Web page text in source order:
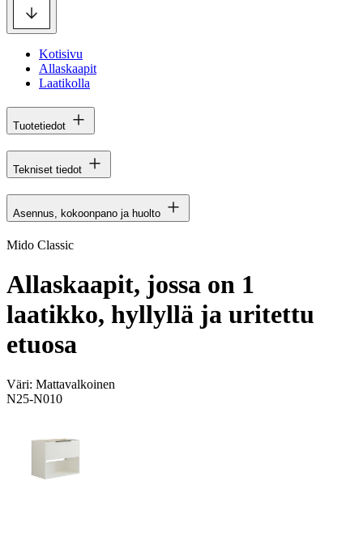
Kotisivu
Allaskaapit
Laatikolla
Tuotetiedot
Tekniset tiedot
Asennus, kokoonpano ja huolto
Mido Classic
Allaskaapit, jossa on 1
laatikko, hyllyllä ja uritettu
etuosa
Väri: Mattavalkoinen
N25-N010